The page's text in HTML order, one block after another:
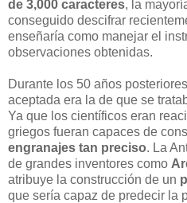
de 3,000 caracteres, la
conseguido descifrar
enseñaría como manejar el
observaciones obtenidas.
Durante los 50 años
aceptada era la de que se
Ya que los científicos eran
griegos fueran capaces de
engranajes tan preciso. La
de grandes inventores como
atribuye la construcción de un
que sería capaz de predecir la